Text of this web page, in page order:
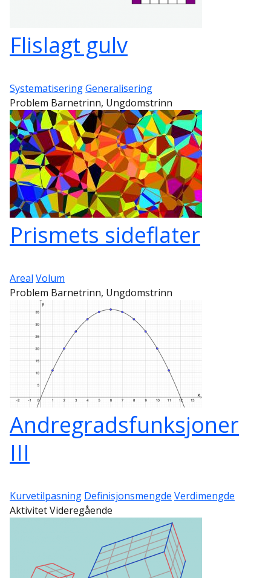
Flislagt gulv
SystematiseringGeneralisering
Problem Barnetrinn, Ungdomstrinn
Prismets sideflater
Areal Volum
Problem Barnetrinn, Ungdomstrinn
Andregradsfunksjoner
III
Kurvetilpasning Definisjonsmengde Verdimengde
Aktivitet Videregående